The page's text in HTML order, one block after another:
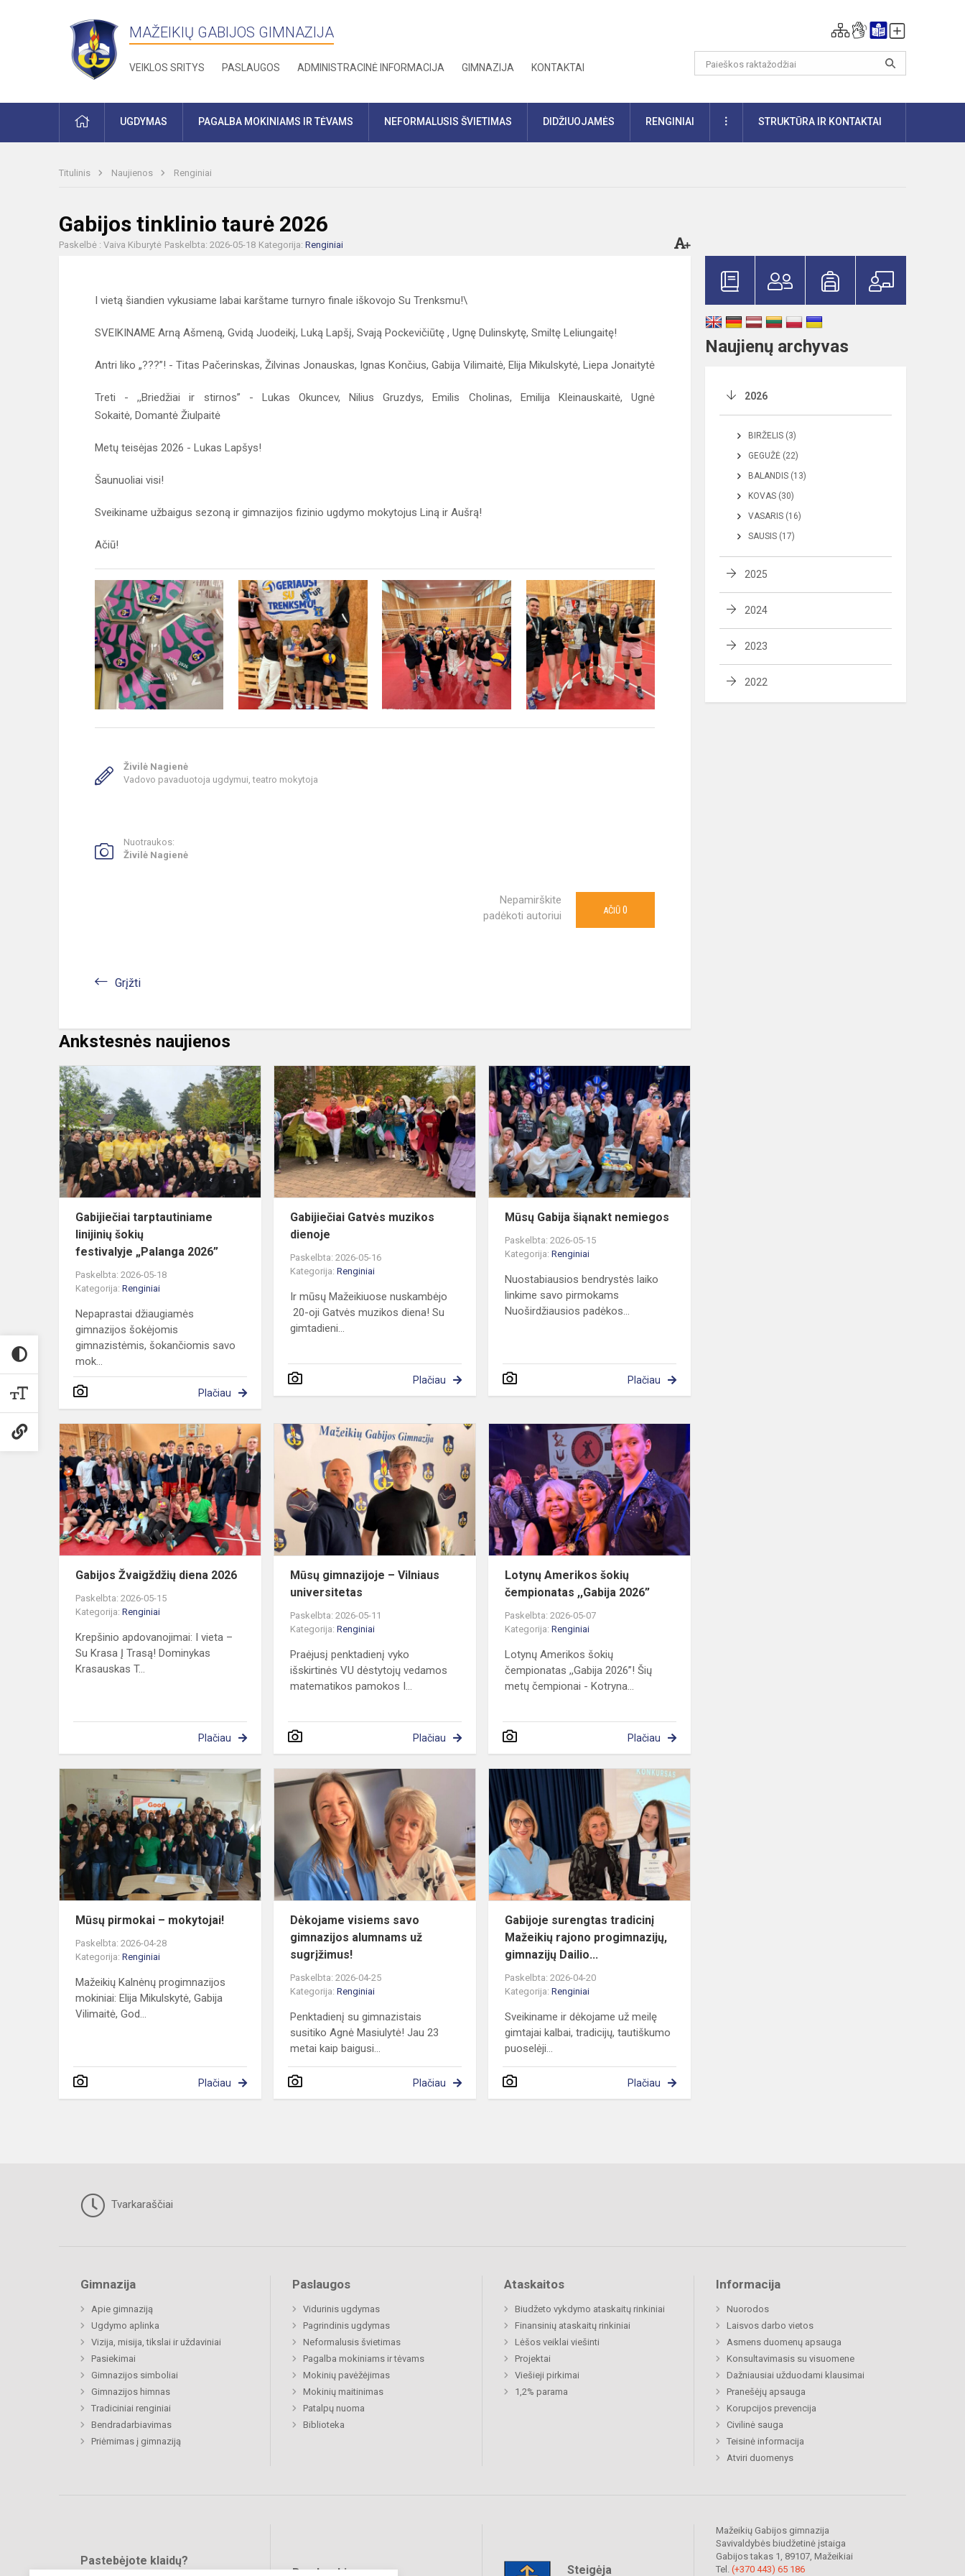
MAŽEIKIŲ GABIJOS GIMNAZIJA
VEIKLOS SRITYS PASLAUGOS ADMINISTRACINĖ INFORMACIJA GIMNAZIJA KONTAKTAI
PRADŽIAUGDYMAS PAGALBA MOKINIAMS IR TĖVAMS NEFORMALUSIS ŠVIETIMAS DIDŽIUOJAMĖS RENGINIAI DAUGIAUSTRUKTŪRA IR KONTAKTAI
Titulinis Naujienos Renginiai
Gabijos tinklinio taurė 2026
Paskelbė : Vaiva Kiburytė Paskelbta: 2026-05-18 Kategorija: Renginiai
I vietą šiandien vykusiame labai karštame turnyro finale iškovojo Su Trenksmu!\
SVEIKINAME Arną Ašmeną, Gvidą Juodeikį, Luką Lapšį, Svają Pockevičiūtę , Ugnę Dulinskytę, Smiltę Leliungaitę!
Antri liko „???”! - Titas Pačerinskas, Žilvinas Jonauskas, Ignas Končius, Gabija Vilimaitė, Elija Mikulskytė, Liepa Jonaitytė
Treti - ,,Briedžiai ir stirnos” - Lukas Okuncev, Nilius Gruzdys, Emilis Cholinas, Emilija Kleinauskaitė, Ugnė
Sokaitė, Domantė Žiulpaitė
Metų teisėjas 2026 - Lukas Lapšys!
Šaunuoliai visi!
Sveikiname užbaigus sezoną ir gimnazijos fizinio ugdymo mokytojus Liną ir Aušrą!
Ačiū!
Živilė Nagienė
Vadovo pavaduotoja ugdymui, teatro mokytoja
Nuotraukos:
Živilė Nagienė
Nepamirškite
padėkoti autoriui
AČIŪ 0
Grįžti
Ankstesnės naujienos
Gabijiečiai
tarptautiniame
linijinių
šokių
festivalyje „Pal...
Gabijiečiai tarptautiniame
linijinių šokių
festivalyje „Palanga 2026”
Paskelbta: 2026-05-18
Kategorija: Renginiai
Nepaprastai džiaugiamės
gimnazijos šokėjomis
gimnazistėmis, šokančiomis savo
mok...
Plačiau
Gabijiečiai
Gatvės
muzikos
dienoje
Gabijiečiai Gatvės muzikos
dienoje
Paskelbta: 2026-05-16
Kategorija:Renginiai
Ir mūsų Mažeikiuose nuskambėjo
20-oji Gatvės muzikos diena! Su
gimtadieni...
Plačiau
Gabija
šiąnakt
Mūsų Gabija šiąnakt nemiegos
Paskelbta: 2026-05-15
Kategorija:Renginiai
Nuostabiausios bendrystės laiko
linkime savo pirmokams
Nuoširdžiausios padėkos...
Plačiau
Gabijos
Žvaigždžių
2026
Gabijos Žvaigždžių diena 2026
Paskelbta: 2026-05-15
Kategorija: Renginiai
Krepšinio apdovanojimai: I vieta –
Su Krasa Į Trasą! Dominykas
Krasauskas T...
Plačiau
Mūsų
gimnazijoje
Vilniaus
universitetas
Mūsų gimnazijoje – Vilniaus
universitetas
Paskelbta: 2026-05-11
Kategorija:Renginiai
Praėjusį penktadienį vyko
išskirtinės VU dėstytojų vedamos
matematikos pamokos I...
Plačiau
Amerikos
šokių
čempionatas
,,Gabija
2026”
Lotynų Amerikos šokių
čempionatas ,,Gabija 2026”
Paskelbta: 2026-05-07
Kategorija:Renginiai
Lotynų Amerikos šokių
čempionatas ,,Gabija 2026”! Šių
metų čempionai - Kotryna...
Plačiau
Mūsų
–
mokytojai!
Mūsų pirmokai – mokytojai!
Paskelbta: 2026-04-28
Kategorija: Renginiai
Mažeikių Kalnėnų progimnazijos
mokiniai: Elija Mikulskytė, Gabija
Vilimaitė, God...
Plačiau
Dėkojame
visiems
savo
gimnazijos
alumnams
už
sugrįžimus!
Dėkojame visiems savo
gimnazijos alumnams už
sugrįžimus!
Paskelbta: 2026-04-25
Kategorija:Renginiai
Penktadienį su gimnazistais
susitiko Agnė Masiulytė! Jau 23
metai kaip baigusi...
Plačiau
tradicinį
Mažeikių
rajono
Gabijoje surengtas tradicinį
Mažeikių rajono progimnazijų,
gimnazijų Dailio...
Paskelbta: 2026-04-20
Kategorija:Renginiai
Sveikiname ir dėkojame už meilę
gimtajai kalbai, tradicijų, tautiškumo
puoselėji...
Plačiau
Naujienų archyvas
2026
BIRŽELIS (3)
GEGUŽĖ (22)
BALANDIS (13)
KOVAS (30)
VASARIS (16)
SAUSIS (17)
2025
2024
2023
2022
Tvarkaraščiai
Gimnazija
Apie gimnaziją
Ugdymo aplinka
Vizija, misija, tikslai ir uždaviniai
Pasiekimai
Gimnazijos simboliai
Gimnazijos himnas
Tradiciniai renginiai
Bendradarbiavimas
Priėmimas į gimnaziją
Paslaugos
Vidurinis ugdymas
Pagrindinis ugdymas
Neformalusis švietimas
Pagalba mokiniams ir tėvams
Mokinių pavėžėjimas
Mokinių maitinimas
Patalpų nuoma
Biblioteka
Ataskaitos
Biudžeto vykdymo ataskaitų rinkiniai
Finansinių ataskaitų rinkiniai
Lėšos veiklai viešinti
Projektai
Viešieji pirkimai
1,2% parama
Informacija
Nuorodos
Laisvos darbo vietos
Asmens duomenų apsauga
Konsultavimasis su visuomene
Dažniausiai užduodami klausimai
Pranešėjų apsauga
Korupcijos prevencija
Civilinė sauga
Teisinė informacija
Atviri duomenys
Pastebėjote klaidų?
Bendraukime Steigėja
Mažeikių Gabijos gimnazija
Savivaldybės biudžetinė įstaiga
Gabijos takas 1, 89107, Mažeikiai
Tel. (+370 443) 65 186